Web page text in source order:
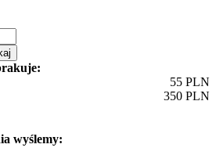
55 PLN
350 PLN
wyślemy: